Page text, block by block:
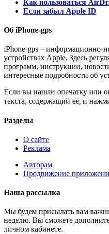
Как пользоваться
Если забыл Apple ID
Об iPhone-gps
iPhone-gps – информационно-
устройствах Apple. Здесь
программ, инструкции,
интересные подробности об
Если вы нашли опечатку или
текста, содержащий её, и
Разделы
О сайте
Реклама
Авторам
Продвижение
Наша рассылка
Мы будем присылать вам
неделю. Вы сможете
личном кабинете.